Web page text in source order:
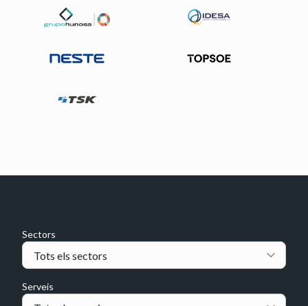
Sectors
Serveis